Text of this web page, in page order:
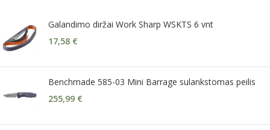
Galandimo diržai Work Sharp WSKTS 6 vnt
17,58 €
Benchmade 585-03 Mini Barrage sulankstomas peilis
255,99 €